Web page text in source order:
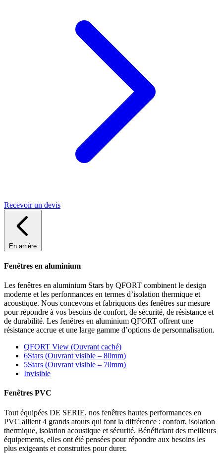
Recevoir un devis
En arrière
Fenêtres en aluminium
Les fenêtres en aluminium Stars by QFORT combinent le design
moderne et les performances en termes d’isolation thermique et
acoustique. Nous concevons et fabriquons des fenêtres sur mesure
pour répondre à vos besoins de confort, de sécurité, de résistance et
de durabilité. Les fenêtres en aluminium QFORT offrent une
résistance accrue et une large gamme d’options de personnalisation.
QFORT View (Ouvrant caché)
6Stars (Ouvrant visible – 80mm)
5Stars (Ouvrant visible – 70mm)
Invisible
Fenêtres PVC
Tout équipées DE SERIE, nos fenêtres hautes performances en
PVC allient 4 grands atouts qui font la différence : confort, isolation
thermique, isolation acoustique et sécurité. Bénéficiant des meilleurs
équipements, elles ont été pensées pour répondre aux besoins les
plus exigeants et construites pour durer.